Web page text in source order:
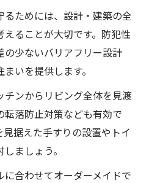
ためには、設計・建築の全
ることが大切です。防犯性
少ないバリアフリー設計
いを提供します。
チンからリビング全体を見渡
落防止対策なども有効で
据えた手すりの設置やトイ
ましょう。
合わせてオーダーメイドで